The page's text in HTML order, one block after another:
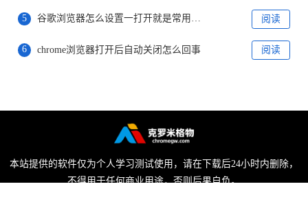
5 ​谷歌浏览器怎么设置一打开就是常用网页 阅读
6 chrome浏览器打开后自动关闭怎么回事 阅读
本站提供的软件仅为个人学习测试使用，请在下载后24小时内删除，
不得用于任何商业用途，否则后果自负。